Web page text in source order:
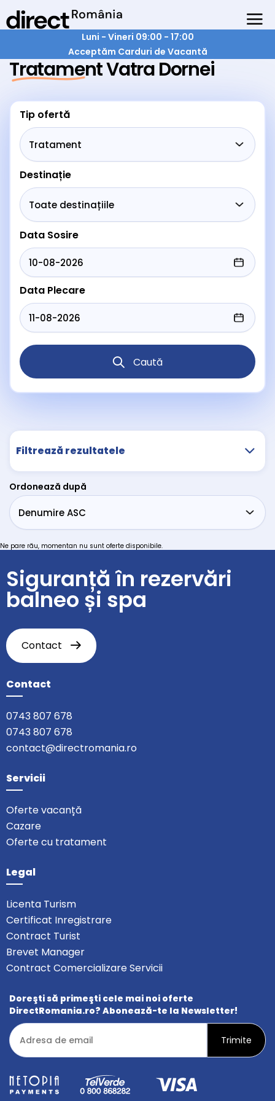
Luni - Vineri 09:00 - 17:00
Acceptăm Carduri de Vacantă
Tratament Vatra Dornei
Tip ofertă
Destinație
Data Sosire
Data Plecare
Caută
Filtrează rezultatele
Ordonează după
Ne pare rău, momentan nu sunt oferte disponibile.
Siguranță în rezervări
balneo și spa
Contact
Contact
0743 807 678
0743 807 678
contact@directromania.ro
Servicii
Oferte vacanță
Cazare
Oferte cu tratament
Legal
Licenta Turism
Certificat Inregistrare
Contract Turist
Brevet Manager
Contract Comercializare Servicii
Doreşti să primeşti cele mai noi oferte
DirectRomania.ro? Abonează-te la Newsletter!